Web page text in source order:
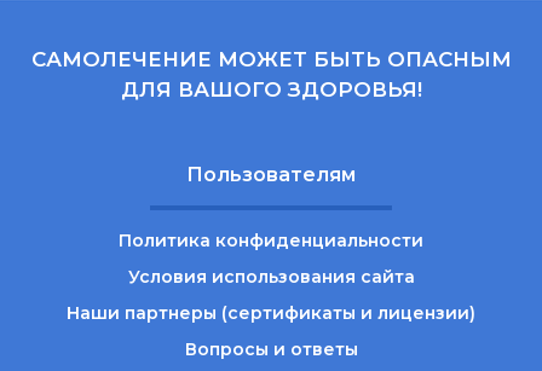
САМОЛЕЧЕНИЕ МОЖЕТ БЫТЬ ОПАСНЫМ
ДЛЯ ВАШОГО ЗДОРОВЬЯ!
Пользователям
Политика конфиденциальности
Условия использования сайта
Наши партнеры (сертификаты и лицензии)
Вопросы и ответы